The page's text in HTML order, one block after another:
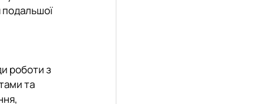
подальшої
роботи з
та